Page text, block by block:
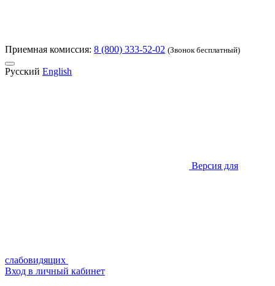
Приемная комиссия: 8 (800) 333-52-02 (Звонок бесплатный)
Русский English
Версия для
слабовидящих
Вход в личный кабинет